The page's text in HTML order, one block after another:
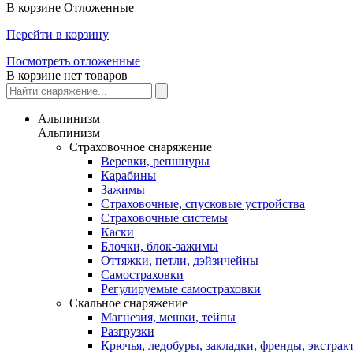
В корзине Отложенные
Перейти в корзину
Посмотреть отложенные
В корзине нет товаров
Альпинизм
Альпинизм
Страховочное снаряжение
Веревки, репшнуры
Карабины
Зажимы
Страховочные, спусковые устройства
Страховочные системы
Каски
Блочки, блок-зажимы
Оттяжки, петли, дэйзичейны
Самостраховки
Регулируемые самостраховки
Скальное снаряжение
Магнезия, мешки, тейпы
Разгрузки
Крючья, ледобуры, закладки, френды,